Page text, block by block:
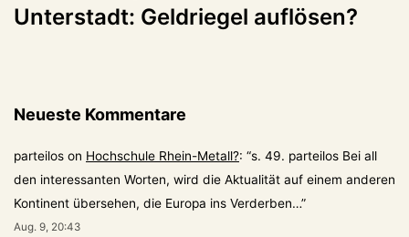
Unterstadt: Geldriegel auflösen?
Neueste Kommentare
parteilos on Hochschule Rhein-Metall?: “s. 49. parteilos Bei all
den interessanten Worten, wird die Aktualität auf einem anderen
Kontinent übersehen, die Europa ins Verderben…”
Aug. 9, 20:43